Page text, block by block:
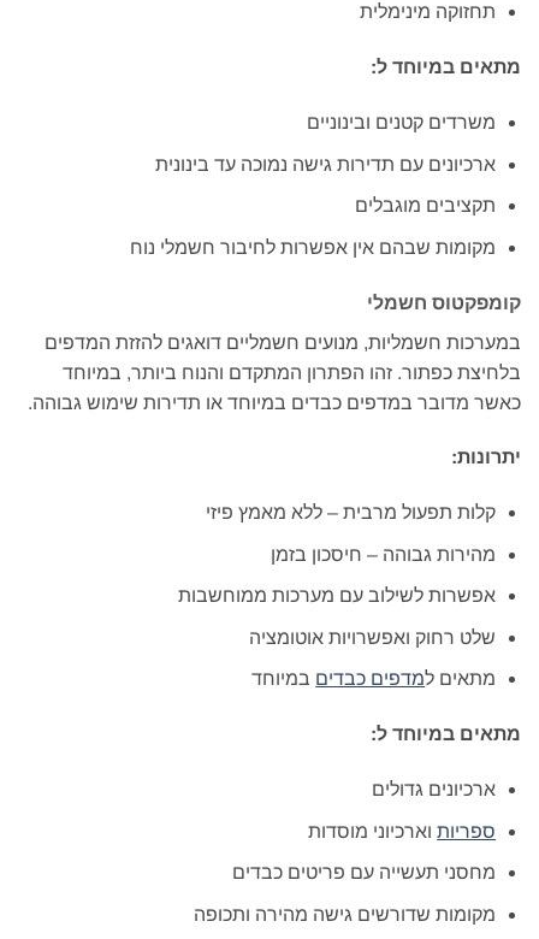
תחזוקה מינימלית
מתאים במיוחד ל:
משרדים קטנים ובינוניים
ארכיונים עם תדירות גישה נמוכה עד בינונית
תקציבים מוגבלים
מקומות שבהם אין אפשרות לחיבור חשמלי נוח
קומפקטוס חשמלי
במערכות חשמליות, מנועים חשמליים דואגים להזזת המדפים
בלחיצת כפתור. זהו הפתרון המתקדם והנוח ביותר, במיוחד
כאשר מדובר במדפים כבדים במיוחד או תדירות שימוש גבוהה.
יתרונות:
קלות תפעול מרבית – ללא מאמץ פיזי
מהירות גבוהה – חיסכון בזמן
אפשרות לשילוב עם מערכות ממוחשבות
שלט רחוק ואפשרויות אוטומציה
מתאים למדפים כבדים במיוחד
מתאים במיוחד ל:
ארכיונים גדולים
ספריותוארכיוני מוסדות
מחסני תעשייה עם פריטים כבדים
מקומות שדורשים גישה מהירה ותכופה